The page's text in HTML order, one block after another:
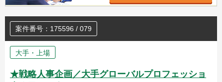
案件番号：175596 / 079
大手・上場
★戦略人事企画／大手グローバルプロフェッショ